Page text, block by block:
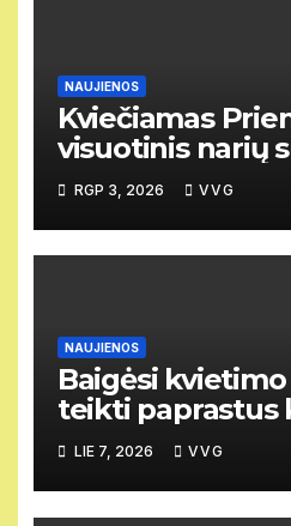
NAUJIENOS
Kviečiamas
visuotinis narių
RGP 3, 2026 VVG
NAUJIENOS
Baigėsi
teikti paprastus
vietovių vietos
LIE 7, 2026 VVG